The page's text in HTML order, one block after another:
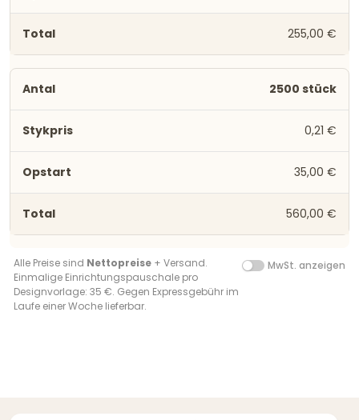
255,00 €
2500 stück
0,21 €
35,00 €
560,00 €
Alle Preise sind Nettopreise + Versand.
Einmalige Einrichtungspauschale pro
Designvorlage: 35 €. Gegen Expressgebühr im
Laufe einer Woche lieferbar.
MwSt. anzeigen